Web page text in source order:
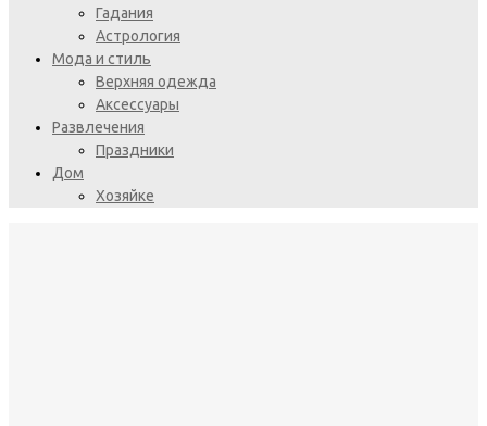
Гадания
Астрология
Мода и стиль
Верхняя одежда
Аксессуары
Развлечения
Праздники
Дом
Хозяйке